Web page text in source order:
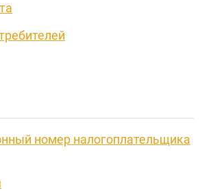
номер налогоплательщика